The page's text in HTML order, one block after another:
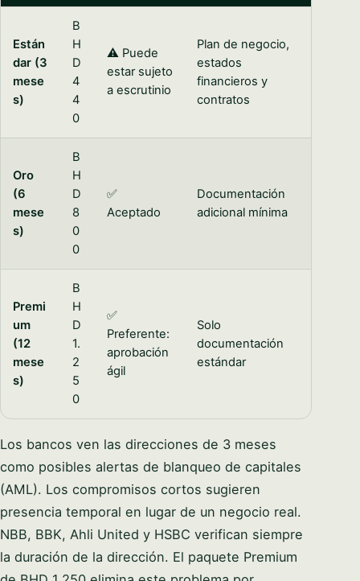
Están
dar (3
mese
s)
B
H
D
4
4
0
⚠️ Puede
estar sujeto
a escrutinio
Plan de negocio,
estados
financieros y
contratos
Oro
(6
mese
s)
B
H
D
8
0
0
✅
Aceptado
Documentación
adicional mínima
Premi
um
(12
mese
s)
B
H
D
1.
2
5
0
✅
Preferente:
aprobación
ágil
Solo
documentación
estándar
Los bancos ven las direcciones de 3 meses
como posibles alertas de blanqueo de capitales
(AML). Los compromisos cortos sugieren
presencia temporal en lugar de un negocio real.
NBB, BBK, Ahli United y HSBC verifican siempre
la duración de la dirección. El paquete Premium